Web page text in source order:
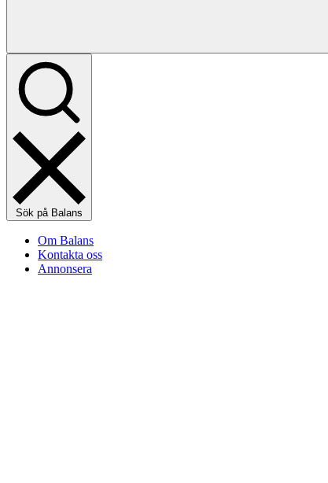
Sök på Balans
Om Balans
Kontakta oss
Annonsera